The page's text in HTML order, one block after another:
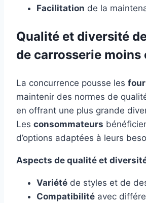
Facilitation de la
Qualité et diversité
de carrosserie moins
La concurrence pousse les
maintenir des normes de
en offrant une plus grande
Les consommateurs
d’options adaptées à leurs
Aspects de qualité et
Variété de styles et de
Compatibilité avec